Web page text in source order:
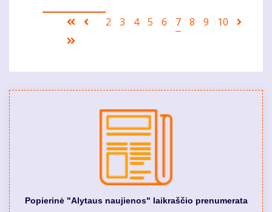
Pagination
First Ankstesnis
Puslapis
2 Puslapis
3 Puslapis
4 Puslapis
5 Puslapis
6
Current
7 Puslapis
8 Puslapis
9 Puslapis
10
Popierinė "Alytaus naujienos" laikraščio prenumerata